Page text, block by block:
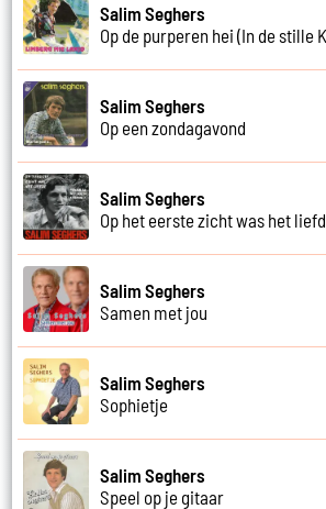
Salim Seghers
Op de purperen hei (In de stille
Salim Seghers
Op een zondagavond
Salim Seghers
Op het eerste zicht was het
Salim Seghers
Samen met jou
Salim Seghers
Sophietje
Salim Seghers
Speel op je gitaar